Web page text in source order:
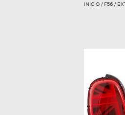
INICIO / F56 /